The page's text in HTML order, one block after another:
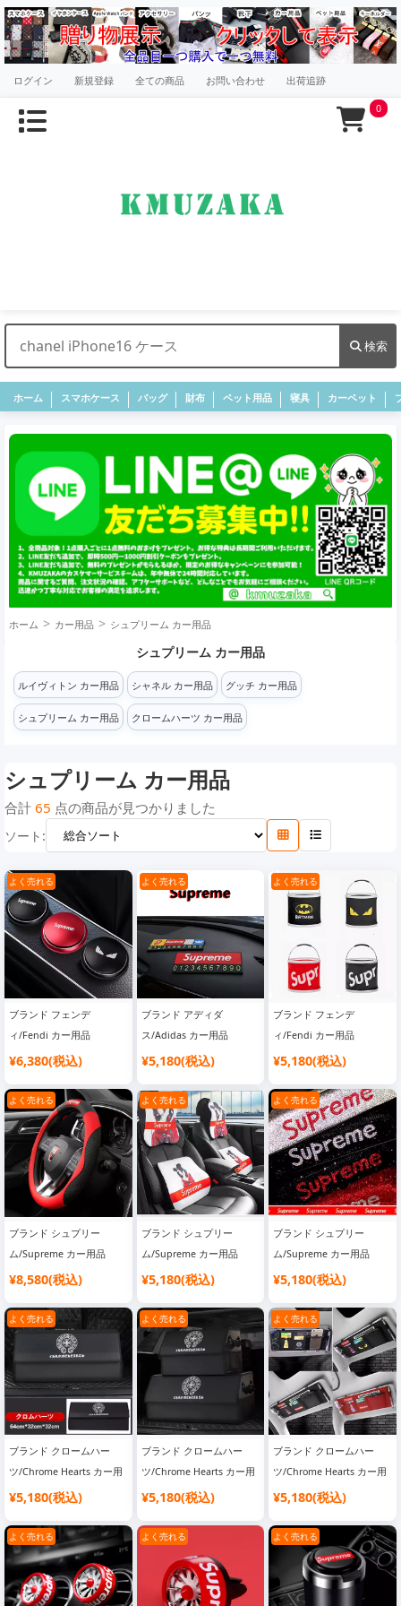
ログイン 新規登録 全ての商品 お問い合わせ 出荷追跡
0
検索
ホーム スマホケース バッグ 財布 ペット用品 寝具 カーペット
ホーム カー用品 シュプリーム カー用品
シュプリーム カー用品
ルイヴィトン カー用品 シャネル カー用品 グッチ カー用品
シュプリーム カー用品 クロームハーツ カー用品
シュプリーム カー用品
合計 65 点の商品が見つかりました
ソート:
よく売れる
ブランド フェンデ
ィ/Fendi カー用品
¥6,380(税込)
よく売れる
ブランド アディダ
ス/Adidas カー用品
¥5,180(税込)
よく売れる
ブランド フェンデ
ィ/Fendi カー用品
¥5,180(税込)
よく売れる
ブランド シュプリー
ム/Supreme カー用品
¥8,580(税込)
よく売れる
ブランド シュプリー
ム/Supreme カー用品
¥5,180(税込)
よく売れる
ブランド シュプリー
ム/Supreme カー用品
¥5,180(税込)
よく売れる
ブランド クロームハー
ツ/Chrome Hearts カー用
品
¥5,180(税込)
よく売れる
ブランド クロームハー
ツ/Chrome Hearts カー用
品
¥5,180(税込)
よく売れる
ブランド クロームハー
ツ/Chrome Hearts カー用
品
¥5,180(税込)
よく売れる よく売れる よく売れる